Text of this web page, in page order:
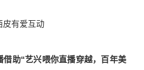
皮有爱互动
助“艺兴喂你直播穿越，百年美